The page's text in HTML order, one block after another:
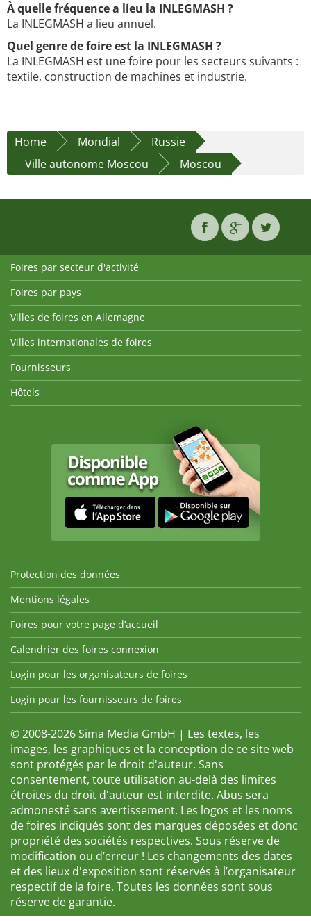
À quelle fréquence a lieu la INLEGMASH ?
La INLEGMASH a lieu annuel.
Quel genre de foire est la INLEGMASH ?
La INLEGMASH est une foire pour les secteurs suivants :
textile, construction de machines et industrie.
Home Mondial
Russie
Ville autonome Moscou
Moscou
Foires par secteur d'activité
Foires par pays
Villes de foires en Allemagne
Villes internationales de foires
Fournisseurs
Hôtels
Protection des données
Mentions légales
Foires pour votre page d’accueil
Calendrier des foires connexion
Login pour les organisateurs de foires
Login pour les fournisseurs de foires
© 2008-2026 Sima Media GmbH | Les textes, les
images, les graphiques et la conception de ce site web
sont protégés par le droit d'auteur. Sans
consentement, toute utilisation au-delà des limites
étroites du droit d'auteur est interdite. Abus sera
admonesté sans avertissement. Les logos et les noms
de foires indiqués sont des marques déposées et donc
propriété des sociétés respectives. Sous réserve de
modification ou d’erreur ! Les changements des dates
et des lieux d'exposition sont réservés à l’organisateur
respectif de la foire. Toutes les données sont sous
réserve de garantie.